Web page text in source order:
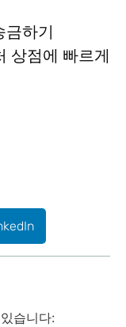
금하기
상점에 빠르게
습니다: